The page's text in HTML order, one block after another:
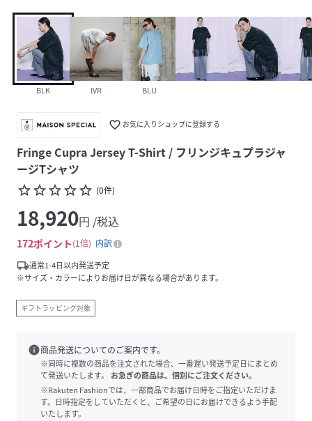
BLK IVR BLU
favorite_border お気に入りショップに登録する
Fringe Cupra Jersey T-Shirt / フリンジキュプラジャ
ージTシャツ
star_borderstar_borderstar_borderstar_borderstar_border (0件)
18,920円 /税込
172ポイント 1倍
内訳
local_shipping通常1-4日以内発送予定
※サイズ・カラーによりお届け日が異なる場合があります。
ギフトラッピング対象
info商品発送についてのご案内です。
※同時に複数の商品を注文された場合、一番遅い発送予定日にまとめ
て発送いたします。
お急ぎの商品は、個別にご注文ください。
※Rakuten Fashionでは、一部商品でお届け日時をご指定いただけま
す。日時指定をしていただくと、ご希望の日にお届けできるよう手配
いたします。